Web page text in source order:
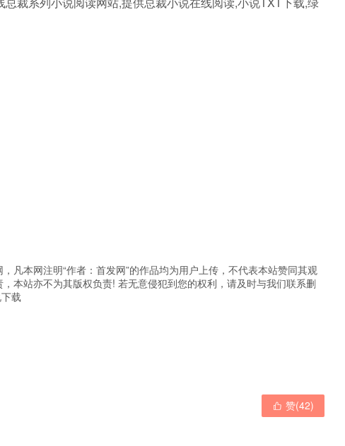
凡本网注明“作者：首发网”的作品均为用户上传，不代表本站赞同其观
本站亦不为其版权负责! 若无意侵犯到您的权利，请及时与我们联系删
载
 赞(42)